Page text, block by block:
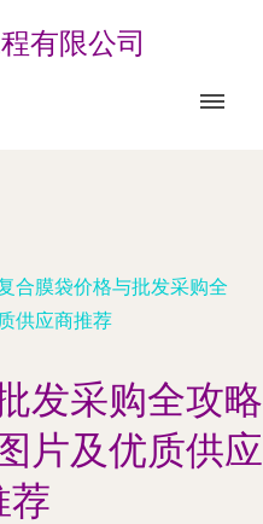
有限公司
合膜袋价格与批发采购全
供应商推荐
发采购全攻略
片及优质供应
荐